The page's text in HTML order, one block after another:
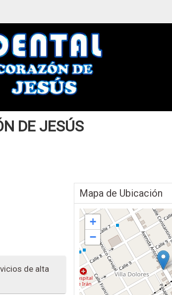
DE JESÚS
de alta
Mapa de Ubicación
+
−